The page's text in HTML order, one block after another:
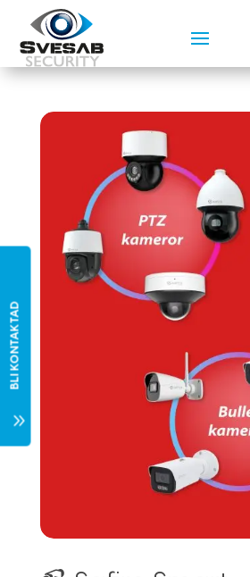
7
BLI KONTAKTAD